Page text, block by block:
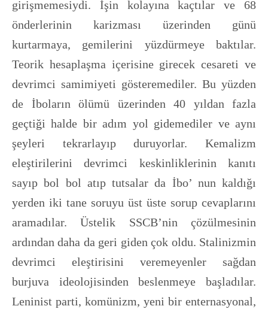
girişmemesiydi. İşin kolayına kaçtılar ve 68
önderlerinin karizması üzerinden günü
kurtarmaya, gemilerini yüzdürmeye baktılar.
Teorik hesaplaşma içerisine girecek cesareti ve
devrimci samimiyeti gösteremediler. Bu yüzden
de İboların ölümü üzerinden 40 yıldan fazla
geçtiği halde bir adım yol gidemediler ve aynı
şeyleri tekrarlayıp duruyorlar. Kemalizm
eleştirilerini devrimci keskinliklerinin kanıtı
sayıp bol bol atıp tutsalar da İbo’ nun kaldığı
yerden iki tane soruyu üst üste sorup cevaplarını
aramadılar. Üstelik SSCB’nin çözülmesinin
ardından daha da geri giden çok oldu. Stalinizmin
devrimci eleştirisini veremeyenler sağdan
burjuva ideolojisinden beslenmeye başladılar.
Leninist parti, komünizm, yeni bir enternasyonal,